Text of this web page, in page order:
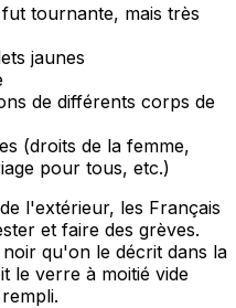
tournante, mais très
jaunes
de différents corps de
(droits de la femme,
pour tous, etc.)
l'extérieur, les Français
et faire des grèves.
qu'on le décrit dans la
le verre à moitié vide